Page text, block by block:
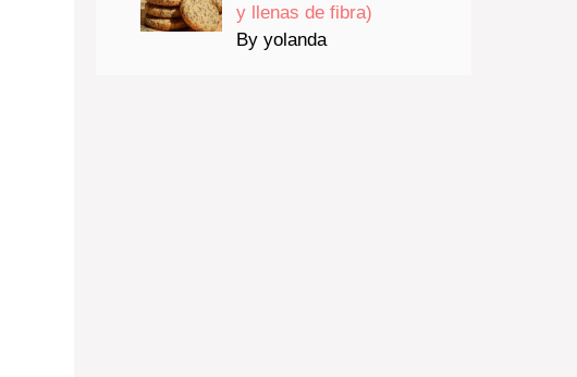
y llenas de fibra)
By yolanda